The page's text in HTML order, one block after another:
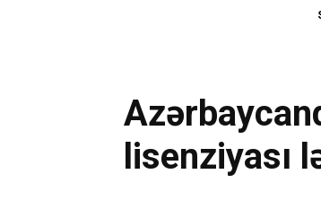
lisenziyası